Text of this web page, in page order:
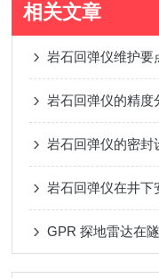
相关文章
岩石回弹仪的精度
岩石回弹仪的密封
岩石回弹仪在井下
GPR 探地雷达在